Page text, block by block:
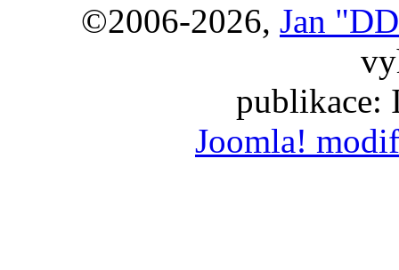
©2006-2026, Jan
publikace:
Joomla!